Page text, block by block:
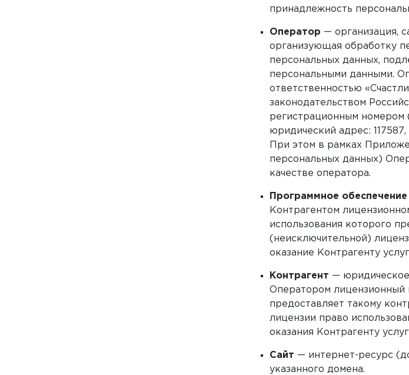
принадлежность
Оператор — организация,
организующая обработку
персональных данных,
персональными данными.
ответственностью
законодательством
регистрационным номером
юридический адрес:
При этом в рамках
персональных данных)
качестве оператора.
Программное
Контрагентом
использования которого
(неисключительной)
оказание Контрагенту
Контрагент —
Оператором лицензионный
предоставляет такому
лицензии право
оказания Контрагенту
Сайт — интернет-ресурс
указанного домена.